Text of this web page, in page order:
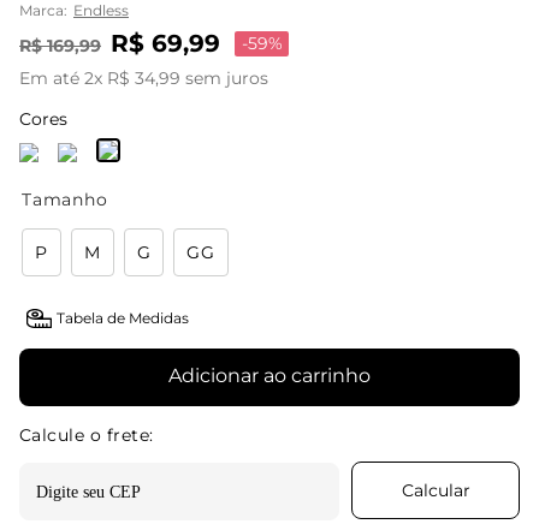
Marca: Endless
R$ 169,99 R$ 69,99 -59%
Em até 2x R$ 34,99 sem juros
Cores
Tamanho
P M G GG
Tabela de Medidas
Adicionar ao carrinho